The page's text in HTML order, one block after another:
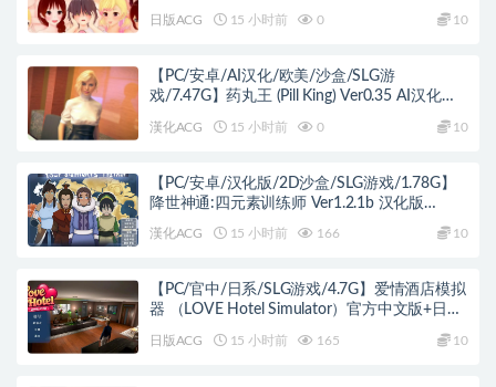
Problem) Ver0.9.7 AI汉化版+PC+安卓+日系SLG
游戏+4.47G
日版ACG 15 小时前 0 10
【PC/安卓/AI汉化/欧美/沙盒/SLG游
戏/7.47G】药丸王 (Pill King) Ver0.35 AI汉化版
漢化ACG 15 小时前 0 10
【PC/安卓/汉化版/2D沙盒/SLG游戏/1.78G】
降世神通:四元素训练师 Ver1.2.1b 汉化版
漢化ACG 15 小时前 166 10
【PC/官中/日系/SLG游戏/4.7G】爱情酒店模拟
器 （LOVE Hotel Simulator）官方中文版+日系
日版ACG 15 小时前 165 10